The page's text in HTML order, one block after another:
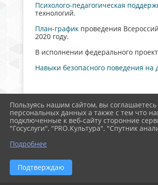
Психолого-педагогическая
технологий.
План-график проведения
2020 году.
В исполнении федерального
Навыки безопасного поведения на
Пользуясь нашим сайтом, вы
персональных данных а также с тем что
подключенные к веб-сайту сторонние
"Госуслуги", "PRO.Культура", "Спутник
Подробнее
Подтверждаю